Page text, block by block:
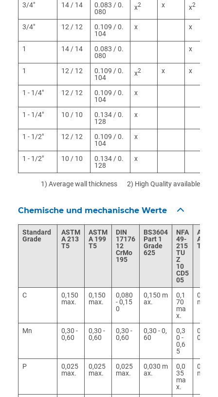
3/4" 14 / 14
0.083 / 0.
080
x2 x x2
3/4" 12 / 12
0.109 / 0.
104
x x
1 14 / 14
0.083 / 0.
080
x
1 12 / 12
0.109 / 0.
104
x2 x x
1 - 1/4" 12 / 12
0.109 / 0.
104
x
1 - 1/4" 10 / 10
0.134 / 0.
128
x
1 - 1/2" 12 / 12
0.109 / 0.
104
x
1 - 1/2" 10 / 10
0.134 / 0.
128
x
1) Average wall thickness 2) High Quality available
Chemische und mechanische Werte
Standard
Grade
ASTM
A 213
T5
ASTM
A 199
T5
DIN
17176
12
CrMo
195
BS3604
Part 1
Grade
625
NFA
49-
215
TU
Z
10
CD5
05
ASTM
A 213
T9
C
0,150
max.
0,150
max.
0,080
- 0,15
0
0,150 m
ax.
0,1
70
ma
x.
0,150
max.
Mn
0,30 -
0,60
0,30 -
0,60
0,30 -
0,60
0,30 - 0,
60
0,3
0 -
0,6
5
0,30 -
0,60
P
0,025
max.
0,025
max.
0,025
max.
0,030 m
ax.
0,0
35
ma
x.
0,025
max.